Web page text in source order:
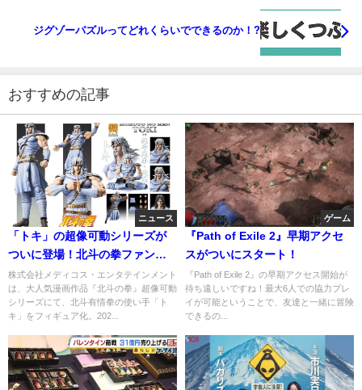
ジグゾーパズルってどれくらいでできるのか！?
おすすめの記事
ニュース
「トキ」の超像可動シリーズが
ついに登場！北斗の拳ファン必
見の詳細を解説
株式会社メディコス・エンタテインメント
は、大人気漫画作品『北斗の拳』超像可動
シリーズにて、北斗有情拳の使い手「ト
キ」をフィギュア化。202...
ゲーム
『Path of Exile 2』早期アクセ
スがついにスタート！
『Path of Exile 2』の早期アクセス開始が
待ち遠しいですね！最大6人での協力プレ
イが可能ということで、友達と一緒に冒険
できるの...